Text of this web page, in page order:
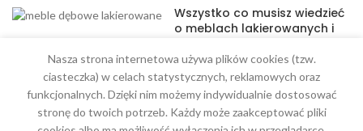
Wszystko co musisz wiedzieć
o meblach lakierowanych i
Nasza strona internetowa używa plików cookies (tzw.
ciasteczka) w celach statystycznych, reklamowych oraz
funkcjonalnych. Dzięki nim możemy indywidualnie dostosować
stronę do twoich potrzeb. Każdy może zaakceptować pliki